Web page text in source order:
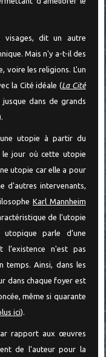
visages, dit un autre
Mais n'y a-t-il des
voire les religions. L'un
la Cité idéale (La Cité
dans de grands
utopie à partir du
le jour où cette utopie
utopie car elle a pour
d'autres intervenants,
Karl Mannheim
de l'utopie
parle d’une
l’existence n'est pas
temps. Ainsi, dans les
dans chaque foyer est
même si quarante
ici).
rapport aux œuvres
de l'auteur pour la